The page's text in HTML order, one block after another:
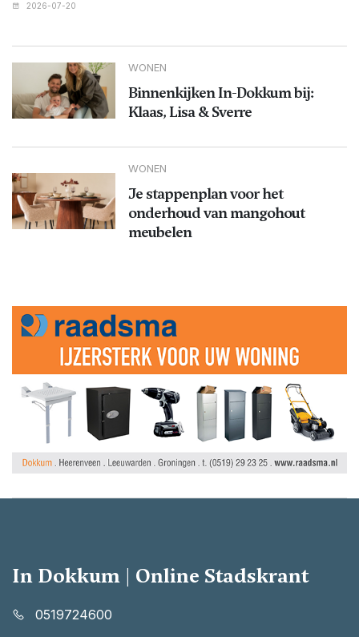
2026-07-20
WONEN
Binnenkijken In-Dokkum bij:
Klaas, Lisa & Sverre
WONEN
Je stappenplan voor het
onderhoud van mangohout
meubelen
In Dokkum | Online Stadskrant
0519724600